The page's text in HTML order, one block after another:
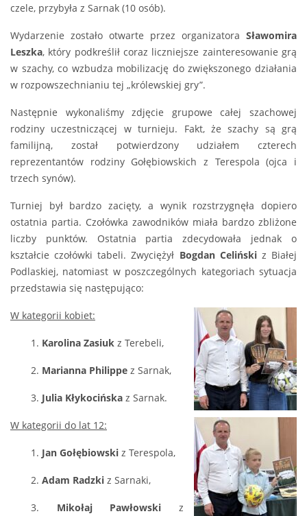
czele, przybyła z Sarnak (10 osób).
Wydarzenie zostało otwarte przez organizatora Sławomira
Leszka, który podkreślił coraz liczniejsze zainteresowanie grą
w szachy, co wzbudza mobilizację do zwiększonego działania
w rozpowszechnianiu tej „królewskiej gry”.
Następnie wykonaliśmy zdjęcie grupowe całej szachowej
rodziny uczestniczącej w turnieju. Fakt, że szachy są grą
familijną, został potwierdzony udziałem czterech
reprezentantów rodziny Gołębiowskich z Terespola (ojca i
trzech synów).
Turniej był bardzo zacięty, a wynik rozstrzygnęła dopiero
ostatnia partia. Czołówka zawodników miała bardzo zbliżone
liczby punktów. Ostatnia partia zdecydowała jednak o
kształcie czołówki tabeli. Zwyciężył Bogdan Celińskiz Białej
Podlaskiej, natomiast w poszczególnych kategoriach sytuacja
przedstawia się następująco:
W kategorii kobiet:
1. Karolina Zasiuk z Terebeli,
2. Marianna Philippe z Sarnak,
3. Julia Kłykocińska z Sarnak.
W kategorii do lat 12:
1. Jan Gołębiowski z Terespola,
2. Adam Radzki z Sarnaki,
3. Mikołaj Pawłowski z